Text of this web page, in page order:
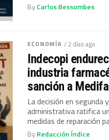
ByCarlos Bessombes
ECONOMÍA / 2 días ago
Indecopi
industria
sanción a
La decisión en segunda
administrativa ratifica
medidas de reparación
ByRedacción Índice